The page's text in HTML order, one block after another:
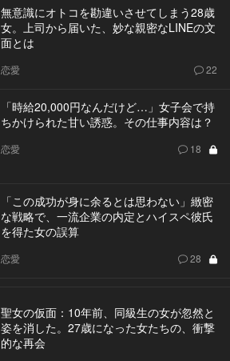
無意識にオトコを勘違いさせてしまう28歳
女。上司から届いた、妙な親密なLINEの文
面とは
恋愛 22
「時給20,000円なんだけど…」女子会で持
ちかけられた甘い誘惑。その仕事内容は？
恋愛 18
「この成功が身に余るとは思わない」緻密
な戦略で、一流企業の内定とハイスペ彼氏
を得た女の誤算
恋愛 28
聖女の仮面：10年前、同級生の女が忽然と
姿を消した。27歳になった女たちの、衝撃
的な再会